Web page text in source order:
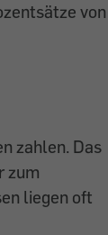
von
zahlen. Das
zum
liegen oft